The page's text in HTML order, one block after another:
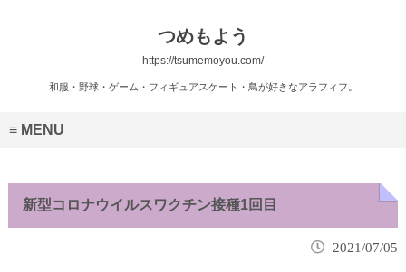
つめもよう
https://tsumemoyou.com/
和服・野球・ゲーム・フィギュアスケート・鳥が好きなアラフィフ。
MENU
新型コロナウイルスワクチン接種1回目
2021/07/05